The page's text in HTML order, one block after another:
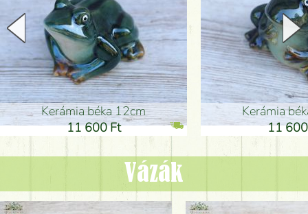
Kerámia béka 12cm
11 600 Ft
Kerámia
11
Vázák